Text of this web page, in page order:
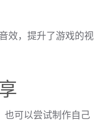
效，提升了游戏的视
也可以尝试制作自己